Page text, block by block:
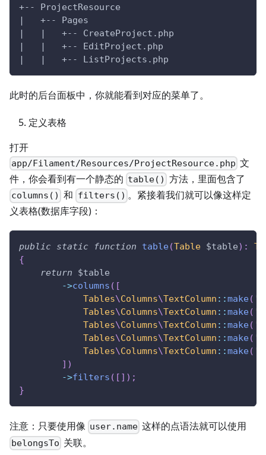
+-- ProjectResource
|   +-- Pages
|   |   +-- CreateProject.php
|   |   +-- EditProject.php
|   |   +-- ListProjects.php
此时的后台面板中，你就能看到对应的菜单了。
定义表格
打开
app/Filament/Resources/ProjectResource.php 文
件，你会看到有一个静态的 table() 方法，里面包含了
columns() 和 filters() 。紧接着我们就可以像这样定
义表格(数据库字段)：
public static function table(Table $table) :
{
return
$table
->columns ( [
Tables\Columns\TextColumn ::make(
Tables\Columns\TextColumn ::make(
Tables\Columns\TextColumn ::make(
Tables\Columns\TextColumn ::make(
Tables\Columns\TextColumn ::make(
] )
->filters ( [ ] ) ;
}
注意：只要使用像 user.name 这样的点语法就可以使用
belongsTo 关联。